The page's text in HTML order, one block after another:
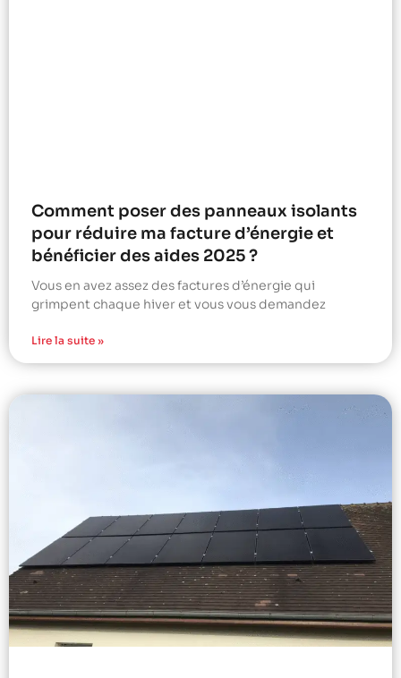
Comment poser des panneaux isolants
pour réduire ma facture d’énergie et
bénéficier des aides 2025 ?
Vous en avez assez des factures d’énergie qui
grimpent chaque hiver et vous vous demandez
Lire la suite »